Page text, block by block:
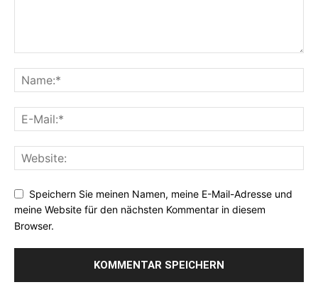
Speichern Sie meinen Namen, meine E-Mail-Adresse und
meine Website für den nächsten Kommentar in diesem
Browser.